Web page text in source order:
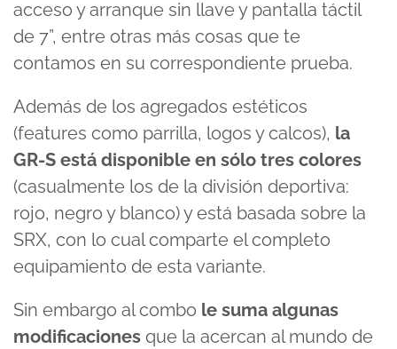
acceso y arranque sin llave y pantalla táctil
de 7”, entre otras más cosas que te
contamos en su correspondiente prueba.
Además de los agregados estéticos
(features como parrilla, logos y calcos), la
GR-S está disponible en sólo tres colores
(casualmente los de la división deportiva:
rojo, negro y blanco) y está basada sobre la
SRX, con lo cual comparte el completo
equipamiento de esta variante.
Sin embargo al combo le suma algunas
modificaciones que la acercan al mundo de